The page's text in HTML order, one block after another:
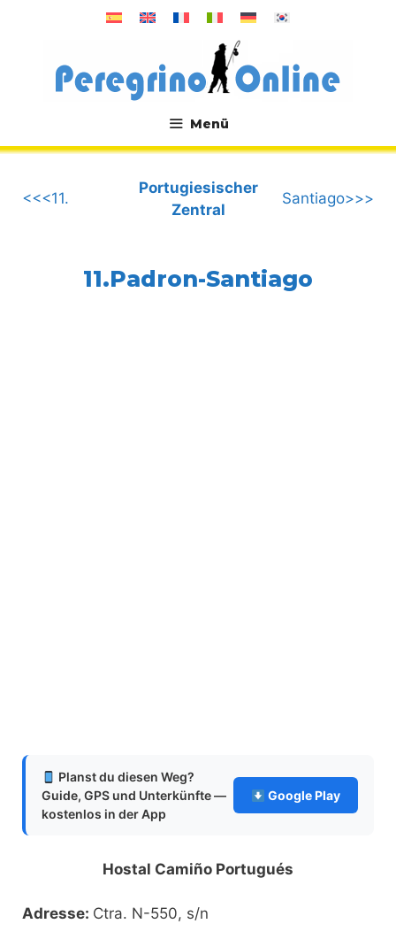
Menü
.
<<<11.
Portugiesischer
Zentral
Santiago>>>
11.Padron-Santiago
Planst du diesen Weg?
Guide, GPS und Unterkünfte —
kostenlos in der App
Google Play
Hostal Camiño Portugués
Adresse: Ctra. N-550, s/n